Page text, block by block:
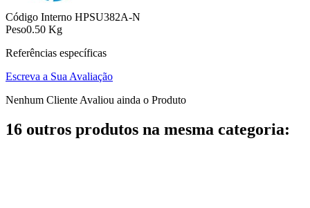
Código Interno HPSU382A-N
Peso0.50 Kg
Referências específicas
Escreva a Sua Avaliação
Nenhum Cliente Avaliou ainda o Produto
16 outros produtos na mesma categoria: